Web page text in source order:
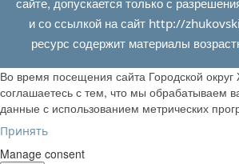
и со ссылкой на сайт http://
ресурс содержит материалы
Во время посещения сайта Городской округ
соглашаетесь с тем, что мы обрабатываем
данные с использованием метрических
Принять
Manage consent